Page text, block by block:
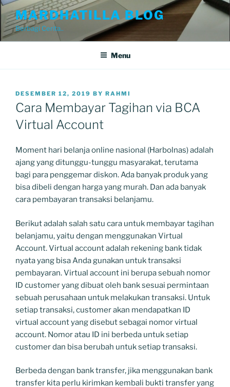
Skip
to
content
MARDHATILLA BLOG
Berbagi Cerita..
Menu
POSTED
ON
DESEMBER 12, 2019 BY RAHMI
Cara Membayar Tagihan via BCA
Virtual Account
Moment hari belanja online nasional (Harbolnas) adalah
ajang yang ditunggu-tunggu masyarakat, terutama
bagi para penggemar diskon. Ada banyak produk yang
bisa dibeli dengan harga yang murah. Dan ada banyak
cara pembayaran transaksi belanjamu.
Berikut adalah salah satu cara untuk membayar tagihan
belanjamu, yaitu dengan menggunakan Virtual
Account. Virtual account adalah rekening bank tidak
nyata yang bisa Anda gunakan untuk transaksi
pembayaran. Virtual account ini berupa sebuah nomor
ID customer yang dibuat oleh bank sesuai permintaan
sebuah perusahaan untuk melakukan transaksi. Untuk
setiap transaksi, customer akan mendapatkan ID
virtual account yang disebut sebagai nomor virtual
account. Nomor atau ID ini berbeda untuk setiap
customer dan bisa berubah untuk setiap transaksi.
Berbeda dengan bank transfer, jika menggunakan bank
transfer kita perlu kirimkan kembali bukti transfer yang